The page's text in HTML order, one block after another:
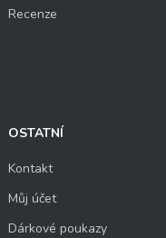
Recenze
OSTATNÍ
Kontakt
Můj účet
Dárkové poukazy